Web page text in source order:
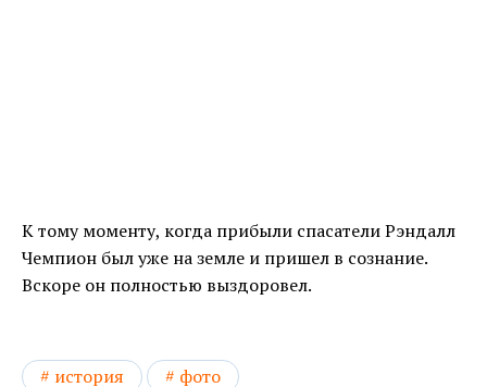
К тому моменту, когда прибыли спасатели Рэндалл
Чемпион был уже на земле и пришел в сознание.
Вскоре он полностью выздоровел.
история фото